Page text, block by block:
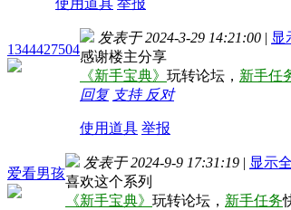
1344427504
发表于 2024-3-29 14:21:00 | 显
感谢楼主分享
《新手宝典》 玩转论坛， 新手任
回复 支持 反对
使用道具 举报
爱看男孩
发表于 2024-9-9 17:31:19 | 显示
喜欢这个系列
《新手宝典》 玩转论坛， 新手任务